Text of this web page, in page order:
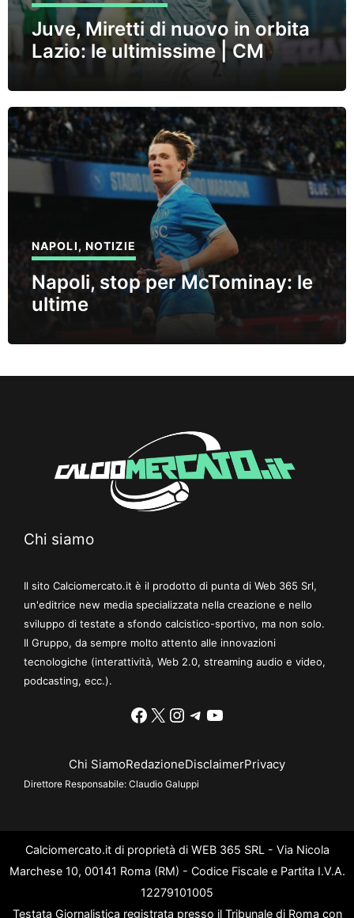
Juve, Miretti di nuovo in orbita
Lazio: le ultimissime | CM
NAPOLI, NOTIZIE
Napoli, stop per McTominay: le
ultime
Chi siamo
Il sito Calciomercato.it è il prodotto di punta di Web 365 Srl,
un'editrice new media specializzata nella creazione e nello
sviluppo di testate a sfondo calcistico-sportivo, ma non solo.
Il Gruppo, da sempre molto attento alle innovazioni
tecnologiche (interattività, Web 2.0, streaming audio e video,
podcasting, ecc.).
Facebook
X Instagram
Telegram
YouTube
Chi SiamoRedazioneDisclaimerPrivacy
Direttore Responsabile: Claudio Galuppi
Calciomercato.it di proprietà di WEB 365 SRL - Via Nicola
Marchese 10, 00141 Roma (RM) - Codice Fiscale e Partita I.V.A.
12279101005
Testata Giornalistica registrata presso il Tribunale di Roma con